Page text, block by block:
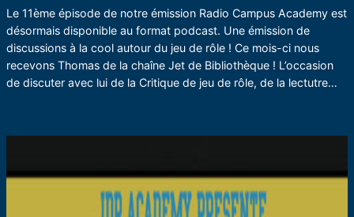
Le 11ème épisode de notre émission Radio Campus Academy est
désormais disponible au format podcast. Une émission de
discussions à la cool autour du jeu de rôle ! Ce mois-ci nous
recevons Thomas de la chaîne Jet de Bibliothèque ! L’occasion
de discuter avec lui de la Critique de jeu de rôle, de la lectutre…